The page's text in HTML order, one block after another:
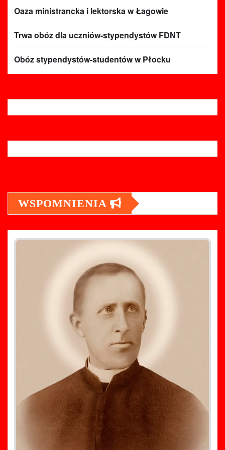
Oaza ministrancka i lektorska w Łagowie
Trwa obóz dla uczniów-stypendystów FDNT
Obóz stypendystów-studentów w Płocku
WSPOMNIENIA